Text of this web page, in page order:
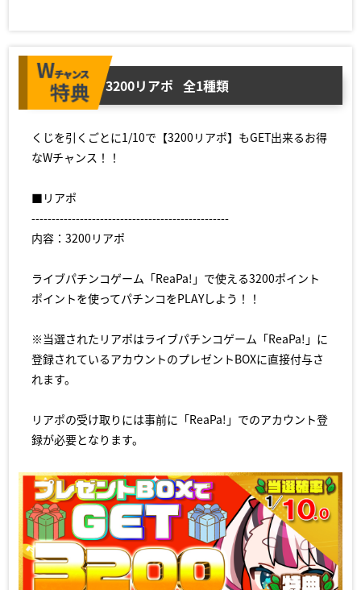
3200リアポ 全1種類
くじを引くごとに1/10で【3200リアポ】もGET出来るお得
なWチャンス！！
■リアポ
-------------------------------------------------
内容：3200リアポ
ライブパチンコゲーム「ReaPa!」で使える3200ポイント
ポイントを使ってパチンコをPLAYしよう！！
※当選されたリアポはライブパチンコゲーム「ReaPa!」に
登録されているアカウントのプレゼントBOXに直接付与さ
れます。
リアポの受け取りには事前に「ReaPa!」でのアカウント登
録が必要となります。